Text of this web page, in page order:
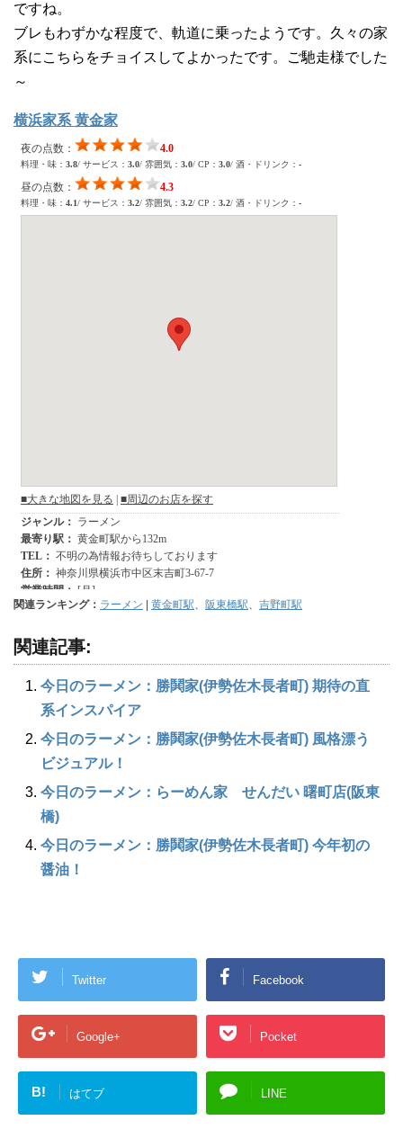
ですね。
ブレもわずかな程度で、軌道に乗ったようです。久々の家
系にこちらをチョイスしてよかったです。ご馳走様でした
～
横浜家系 黄金家
関連ランキング： ラーメン 黄金町駅、 阪東橋駅、 吉野町駅
関連記事:
今日のラーメン：勝鬨家(伊勢佐木長者町) 期待の直
系インスパイア
今日のラーメン：勝鬨家(伊勢佐木長者町) 風格漂う
ビジュアル！
今日のラーメン：らーめん家 せんだい 曙町店(阪東
橋)
今日のラーメン：勝鬨家(伊勢佐木長者町) 今年初の
醤油！
Twitter Facebook
Google+ Pocket
B! はてブ LINE